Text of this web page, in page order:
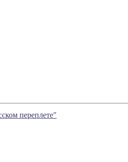
переплете"